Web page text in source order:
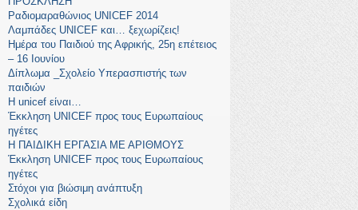
Ραδιομαραθώνιος UNICEF 2014
Λαμπάδες UNICEF και… ξεχωρίζεις!
Ημέρα του Παιδιού της Αφρικής, 25η επέτειος
– 16 Ιουνίου
Δίπλωμα _Σχολείο Υπερασπιστής των
παιδιών
Η unicef είναι…
Έκκληση UNICEF προς τους Ευρωπαίους
ηγέτες
Η ΠΑΙΔΙΚΗ ΕΡΓΑΣΙΑ ΜΕ ΑΡΙΘΜΟΥΣ
Έκκληση UNICEF προς τους Ευρωπαίους
ηγέτες
Στόχοι για βιώσιμη ανάπτυξη
Σχολικά είδη